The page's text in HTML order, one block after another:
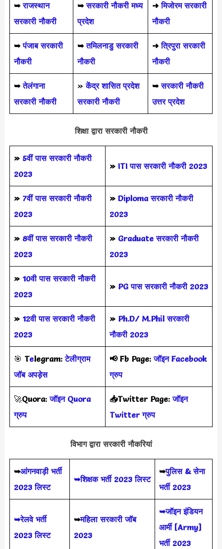
➥ राजस्थान
सरकारी नौकरी
➥सरकारी नौकरी मध्य
प्रदेश
➜मिजोरम सरकारी
नौकरी
➥ पंजाब सरकारी
नौकरी
➥ तमिलनाडु सरकारी
नौकरी
➜ त्रिपुरा सरकारी
नौकरी
➥तेलंगाना
सरकारी नौकरी
»केंद्र शासित प्रदेश
सरकारी नौकरी
➥ सरकारी नौकरी
उत्तर प्रदेश
शिक्षा द्वारा सरकारी नौकरी
» 5वीं पास सरकारी नौकरी
2023
» ITI पास सरकारी नौकरी 2023
» 7वीं पास सरकारी नौकरी
2023
» Diploma सरकारी नौकरी
2023
» 8वीं पास सरकारी नौकरी
2023
» Graduate सरकारी नौकरी
2023
» 10वी पास सरकारी नौकरी
2023
» PG पास सरकारी नौकरी 2023
» 12वी पास सरकारी नौकरी
2023
» Ph.D/ M.Phil सरकारी
नौकरी 2023
🎯 Telegram: टेलीग्राम
जॉब अपड़ेस
📢 Fb Page:जॉइन Facebook
ग्रुप
🚀Quora:जॉइन Quora
ग्रुप
📥Twitter Page:जॉइन
Twitter ग्रुप
विभाग द्वारा सरकारी नौकरियां
➥आंगनवाड़ी भर्ती
2023 लिस्ट
➥शिक्षक भर्ती 2023 लिस्ट
➥पुलिस & सेना
भर्ती 2023
➥रेलवे भर्ती
2023 लिस्ट
➥महिला सरकारी जॉब
2023
➥जॉइन इंडियन
आर्मी [Army]
भर्ती 2023